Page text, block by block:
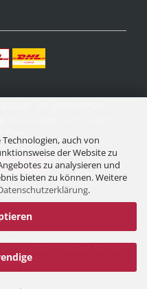
auch von
der Website zu
zu analysieren und
bieten zu können. Weitere
.
Gambio ThemesXycons